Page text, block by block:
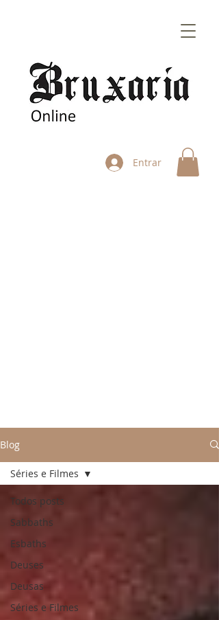
Entrar
Blog
Todos posts
Sabbaths
Esbaths
Deuses
Deusas
Séries e Filmes
Séries e Filmes